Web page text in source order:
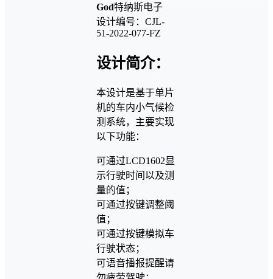
God特纳斯电子
设计编号：CJL-
51-2022-077-FZ
设计简介：
本设计是基于单片
机的车内小气候检
测系统，主要实现
以下功能：
可通过LCD1602显
示行驶时间以及测
量的值；
可通过按键调整阈
值；
可通过按键模拟车
行驶状态；
可语音播报提醒请